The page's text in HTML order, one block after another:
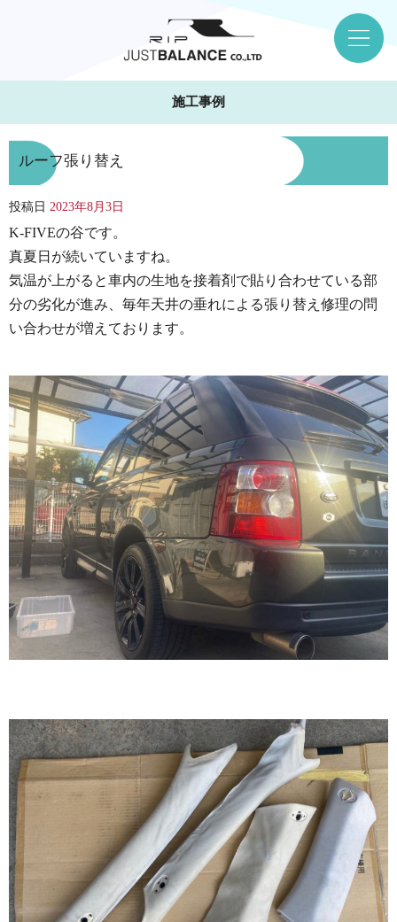
施工事例
ルーフ張り替え
投稿日 2023年8月3日
K-FIVEの谷です。
真夏日が続いていますね。
気温が上がると車内の生地を接着剤で貼り合わせている部
分の劣化が進み、毎年天井の垂れによる張り替え修理の問
い合わせが増えております。